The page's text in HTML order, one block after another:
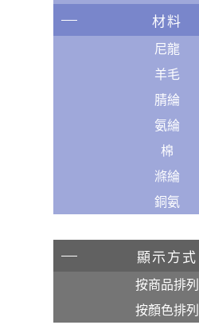
材料
尼龍
羊毛
腈綸
氨綸
棉
滌綸
銅氨
顯示方式
按商品排列
按顏色排列